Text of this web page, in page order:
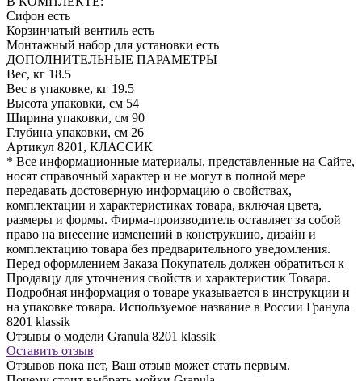
Сифон есть
Корзинчатый вентиль есть
Монтажный набор для установки есть
ДОПОЛНИТЕЛЬНЫЕ ПАРАМЕТРЫ
Вес, кг 18.5
Вес в упаковке, кг 19.5
Высота упаковки, см 54
Ширина упаковки, см 90
Глубина упаковки, см 26
Артикул 8201, КЛАССИК
* Все информационные материалы, представленные на Сайте,
носят справочный характер и не могут в полной мере
передавать достоверную информацию о свойствах,
комплектации и характеристиках товара, включая цвета,
размеры и формы. Фирма-производитель оставляет за собой
право на внесение изменений в конструкцию, дизайн и
комплектацию товара без предварительного уведомления.
Перед оформлением Заказа Покупатель должен обратиться к
Продавцу для уточнения свойств и характеристик Товара.
Подробная информация о товаре указывается в инструкции и
на упаковке товара. Используемое название в России Гранула
8201 klassik
Отзывы о модели Granula 8201 klassik
Оставить отзыв
Отзывов пока нет, Ваш отзыв может стать первым.